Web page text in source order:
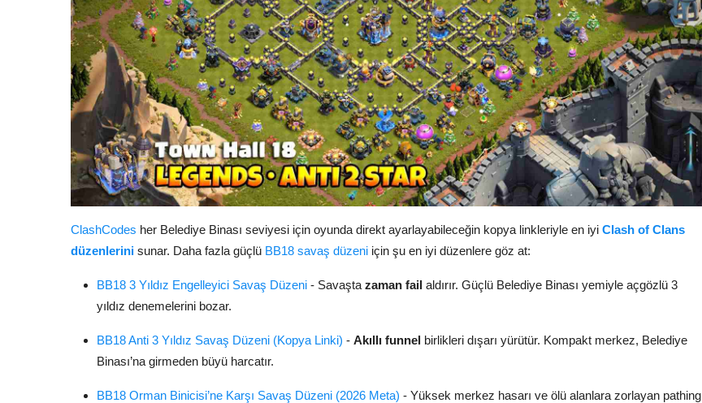
ClashCodes her Belediye Binası seviyesi için oyunda direkt ayarlayabileceğin kopya linkleriyle en iyi Clash of Clans
düzenlerini sunar. Daha fazla güçlü BB18 savaş düzeni için şu en iyi düzenlere göz at:
BB18 3 Yıldız Engelleyici Savaş Düzeni - Savaşta zaman fail aldırır. Güçlü Belediye Binası yemiyle açgözlü 3
yıldız denemelerini bozar.
BB18 Anti 3 Yıldız Savaş Düzeni (Kopya Linki) - Akıllı funnel birlikleri dışarı yürütür. Kompakt merkez, Belediye
Binası’na girmeden büyü harcatır.
BB18 Orman Binicisi’ne Karşı Savaş Düzeni (2026 Meta) - Yüksek merkez hasarı ve ölü alanlara zorlayan pathing